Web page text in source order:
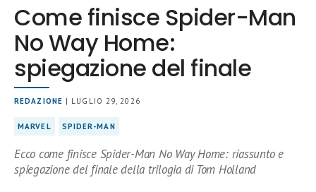
Come finisce Spider-Man
No Way Home:
spiegazione del finale
REDAZIONE | LUGLIO 29, 2026
MARVEL SPIDER-MAN
Ecco come finisce Spider-Man No Way Home: riassunto e
spiegazione del finale della trilogia di Tom Holland